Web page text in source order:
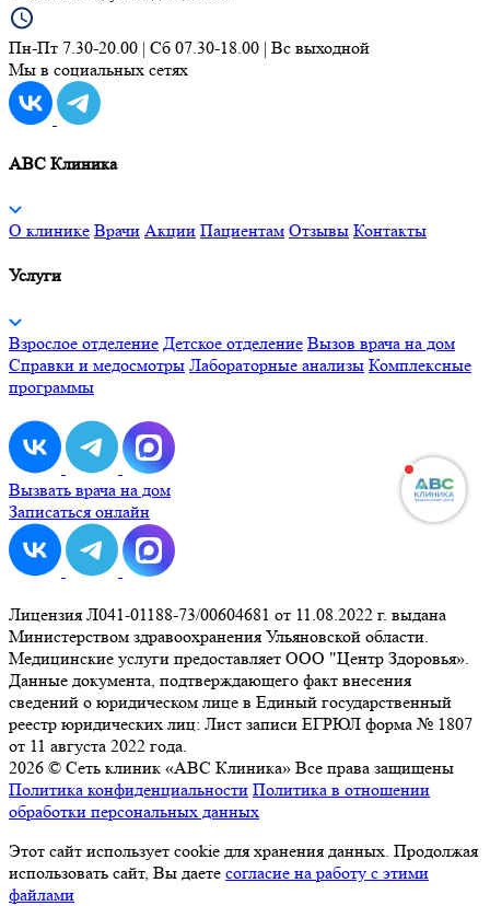
Пн-Пт 7.30-20.00 | Сб 07.30-18.00 | Вс выходной
Мы в социальных сетях
ABC Клиника
О клинике Врачи Акции Пациентам Отзывы Контакты
Услуги
Взрослое отделение Детское отделение Вызов врача на дом
Справки и медосмотры Лабораторные анализы Комплексные
программы
Вызвать врача на дом
Записаться онлайн
Лицензия Л041-01188-73/00604681 от 11.08.2022 г. выдана
Министерством здравоохранения Ульяновской области.
Медицинские услуги предоставляет ООО "Центр Здоровья».
Данные документа, подтверждающего факт внесения
сведений о юридическом лице в Единый государственный
реестр юридических лиц: Лист записи ЕГРЮЛ форма № 1807
от 11 августа 2022 года.
2026 © Сеть клиник «ABC Клиника» Все права защищены
Политика конфиденциальности Политика в отношении
обработки персональных данных
Этот сайт использует cookie для хранения данных. Продолжая
использовать сайт, Вы даете согласие на работу с этими
файлами